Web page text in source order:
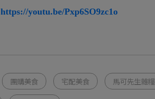
https://youtu.be/Pxp6SO9zc1o
團購美食 宅配美食 馬可先生雜